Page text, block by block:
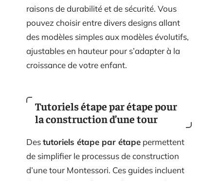
raisons de durabilité et de sécurité. Vous
pouvez choisir entre divers designs allant
des modèles simples aux modèles évolutifs,
ajustables en hauteur pour s’adapter à la
croissance de votre enfant.
Tutoriels étape par étape pour
la construction d’une tour
Destutoriels étape par étape permettent
de simplifier le processus de construction
d’une tour Montessori. Ces guides incluent